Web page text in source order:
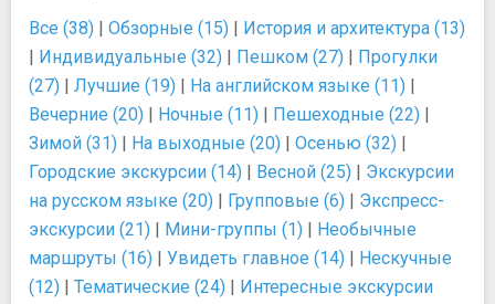
Все (38) | Обзорные (15) | История и архитектура (13)
| Индивидуальные (32) | Пешком (27) | Прогулки
(27) | Лучшие (19) | На английском языке (11) |
Вечерние (20) | Ночные (11) | Пешеходные (22) |
Зимой (31) | На выходные (20) | Осенью (32) |
Городские экскурсии (14) | Весной (25) | Экскурсии
на русском языке (20) | Групповые (6) | Экспресс-
экскурсии (21) | Мини-группы (1) | Необычные
маршруты (16) | Увидеть главное (14) | Нескучные
(12) | Тематические (24) | Интересные экскурсии